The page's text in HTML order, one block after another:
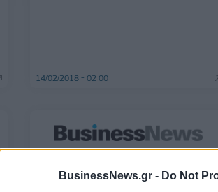
BusinessNews.gr - Do Not
14/02/2018 - 02:00
Νέο έργο για τη Data